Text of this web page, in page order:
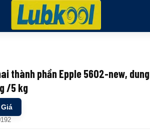
thành phần Epple 5602-new, dung
/5 kg